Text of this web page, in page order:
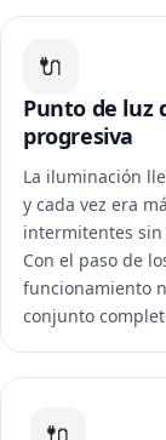
🔌
Punto de luz
progresiva
La iluminación
y cada vez era
intermitentes sin
Con el paso de
funcionamiento
conjunto